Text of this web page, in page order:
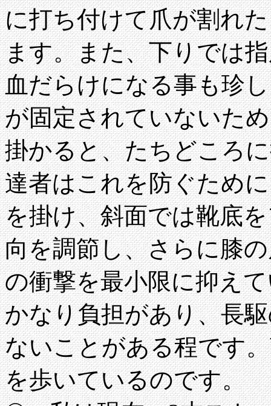
に打ち付けて爪が割れ
ます。また、下りでは
血だらけになる事も珍
が固定されていないた
掛かると、たちどころ
達者はこれを防ぐため
を掛け、斜面では靴底
向を調節し、さらに膝
の衝撃を最小限に抑え
かなり負担があり、長
ないことがある程です
を歩いているのです。